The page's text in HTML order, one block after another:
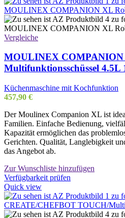
Vergleiche
MOULINEX COMPANION
Multifunktionsschüssel 4.5L
Küchenmaschine mit Kochfunktion
457,90 €
Der Moulinex Companion XL ist
Familien. Einfache Bedienung,
Kapazität ermöglichen das
Gerichten. Qualität, Langlebigkeit
das Angebot ab.
Zur Wunschliste hinzufügen
Verfügbarkeit prüfen
Quick view